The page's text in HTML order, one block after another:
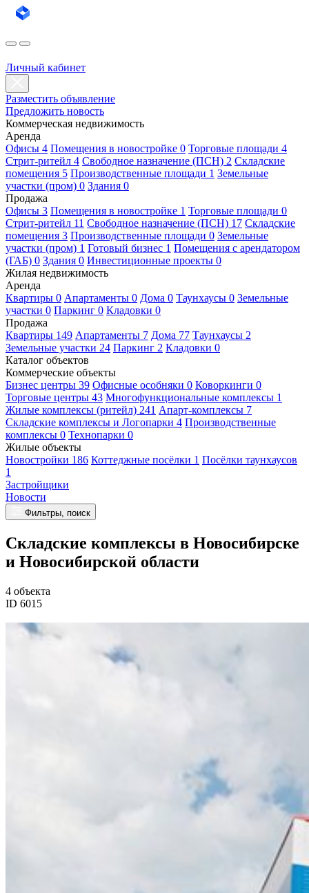
Личный кабинет
Разместить объявление
Предложить новость
Коммерческая недвижимость
Аренда
Офисы 4 Помещения в новостройке 0 Торговые площади 4
Стрит-ритейл 4 Свободное назначение (ПСН) 2 Складские
помещения 5 Производственные площади 1 Земельные
участки (пром) 0 Здания 0
Продажа
Офисы 3 Помещения в новостройке 1 Торговые площади 0
Стрит-ритейл 11 Свободное назначение (ПСН) 17 Складские
помещения 3 Производственные площади 0 Земельные
участки (пром) 1 Готовый бизнес 1 Помещения с арендатором
(ГАБ) 0 Здания 0 Инвестиционные проекты 0
Жилая недвижимость
Аренда
Квартиры 0 Апартаменты 0 Дома 0 Таунхаусы 0 Земельные
участки 0 Паркинг 0 Кладовки 0
Продажа
Квартиры 149 Апартаменты 7 Дома 77 Таунхаусы 2
Земельные участки 24 Паркинг 2 Кладовки 0
Каталог объектов
Коммерческие объекты
Бизнес центры 39 Офисные особняки 0 Коворкинги 0
Торговые центры 43 Многофункциональные комплексы 1
Жилые комплексы (ритейл) 241 Апарт-комплексы 7
Складские комплексы и Логопарки 4 Производственные
комплексы 0 Технопарки 0
Жилые объекты
Новостройки 186 Коттеджные посёлки 1 Посёлки таунхаусов
1
Застройщики
Новости
Фильтры, поиск
Складские комплексы в Новосибирске
и Новосибирской области
4 объекта
ID 6015